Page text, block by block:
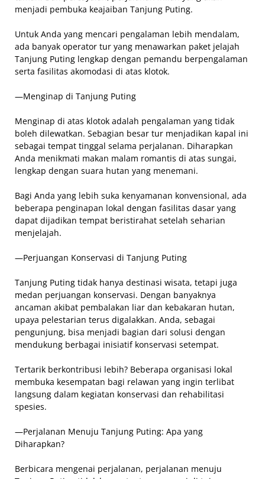
menjadi pembuka keajaiban Tanjung Puting.
Untuk Anda yang mencari pengalaman lebih mendalam,
ada banyak operator tur yang menawarkan paket jelajah
Tanjung Puting lengkap dengan pemandu berpengalaman
serta fasilitas akomodasi di atas klotok.
—Menginap di Tanjung Puting
Menginap di atas klotok adalah pengalaman yang tidak
boleh dilewatkan. Sebagian besar tur menjadikan kapal ini
sebagai tempat tinggal selama perjalanan. Diharapkan
Anda menikmati makan malam romantis di atas sungai,
lengkap dengan suara hutan yang menemani.
Bagi Anda yang lebih suka kenyamanan konvensional, ada
beberapa penginapan lokal dengan fasilitas dasar yang
dapat dijadikan tempat beristirahat setelah seharian
menjelajah.
—Perjuangan Konservasi di Tanjung Puting
Tanjung Puting tidak hanya destinasi wisata, tetapi juga
medan perjuangan konservasi. Dengan banyaknya
ancaman akibat pembalakan liar dan kebakaran hutan,
upaya pelestarian terus digalakkan. Anda, sebagai
pengunjung, bisa menjadi bagian dari solusi dengan
mendukung berbagai inisiatif konservasi setempat.
Tertarik berkontribusi lebih? Beberapa organisasi lokal
membuka kesempatan bagi relawan yang ingin terlibat
langsung dalam kegiatan konservasi dan rehabilitasi
spesies.
—Perjalanan Menuju Tanjung Puting: Apa yang
Diharapkan?
Berbicara mengenai perjalanan, perjalanan menuju